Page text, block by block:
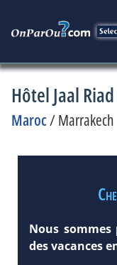
Hôtel Jaal
Maroc/Marrakech
Nous
des vacances